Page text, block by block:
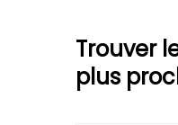
Trouver
plus